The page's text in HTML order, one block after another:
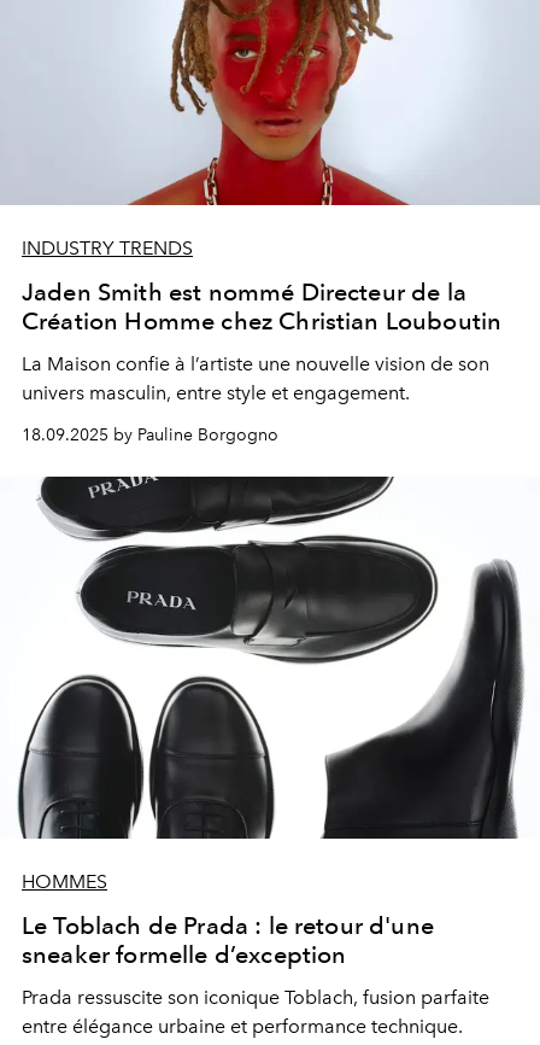
INDUSTRY TRENDS
Jaden Smith est nommé Directeur de la
Création Homme chez Christian Louboutin
La Maison confie à l’artiste une nouvelle vision de son
univers masculin, entre style et engagement.
18.09.2025 by Pauline Borgogno
HOMMES
Le Toblach de Prada : le retour d'une
sneaker formelle d’exception
Prada ressuscite son iconique Toblach, fusion parfaite
entre élégance urbaine et performance technique.